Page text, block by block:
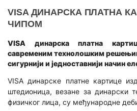
Исплата пензије на кућну
КРЕДИТИ
Готовински кредити
Кредити за рефинансирање
Потрошачки кредити
ПЛАТНИ ПРОМЕТ
Платни промет у
ПЛАТНЕ КАРТИЦЕ
DinaCard дебитна
Visa дебитна
Е-СЕРВИСИ
Интернет банкарство
Мобилно банкарство
КРЕДИТИ
Бесплатне акције
Штедне обвезнице
ДЕВИЗНО-НОВЧАНО
Купопродаја девиза
Депозити
VISA ДИНАРСКА ПЛАТНА
ЧИПОМ
VISA динарска платна
савременим технолошким
сигурнији и једноставнији начин
VISA динарске платне картице
штедионица, везане за динарски
физичког лица, су међународне